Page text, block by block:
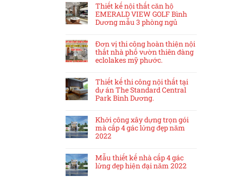
Thiết kế nội thất căn hộ
EMERALD VIEW GOLF Bình
Dương mẫu 3 phòng ngủ
Đơn vị thi công hoàn thiện nội
thất nhà phố vườn thiên đàng
eclolakes mỹ phước.
Thiết kế thi công nội thất tại
dự án The Standard Central
Park Bình Dương.
Khởi công xây dựng trọn gói
mà cấp 4 gác lửng đẹp năm
2022
Mẫu thiết kế nhà cấp 4 gác
lửng đẹp hiện đại năm 2022